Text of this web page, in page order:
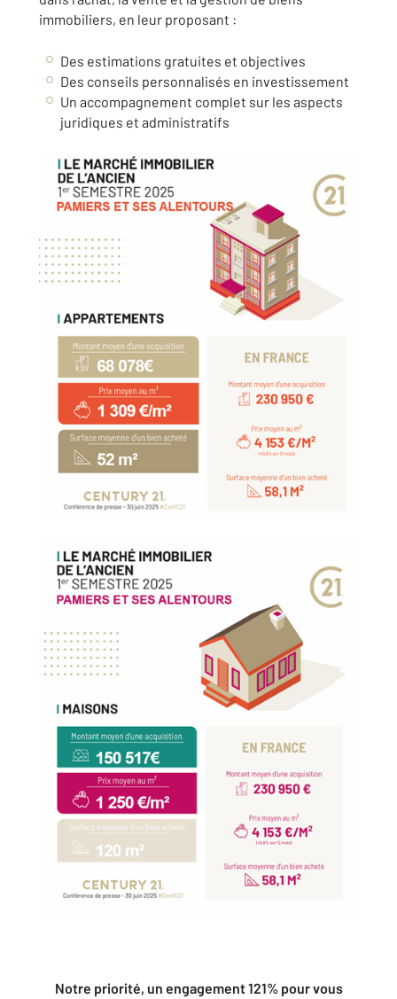
immobiliers, en leur proposant :
Des estimations gratuites et objectives
Des conseils personnalisés en investissement
Un accompagnement complet sur les aspects
juridiques et administratifs
Notre priorité, un engagement 121% pour vous